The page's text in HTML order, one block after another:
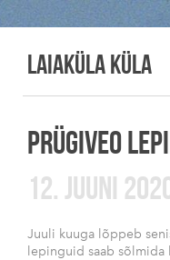
Laiaküla KÜLA
PRÜGIVEO
12. JUUNI
Juuli kuuga lõppeb
lepinguid saab sõlmida